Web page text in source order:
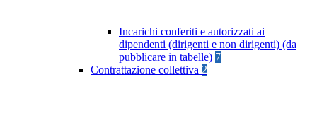
Incarichi conferiti e autorizzati ai
dipendenti (dirigenti e non dirigenti) (da
pubblicare in tabelle) 7
Contrattazione collettiva 2